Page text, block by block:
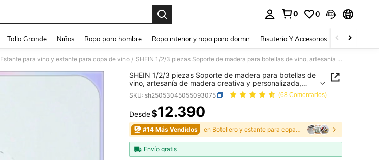
0 0
Talla Grande Niños Ropa para hombre Ropa interior y ropa para dormir Bisutería Y Accesorios Zapatos
Estante para vino y estante para copa de vino / SHEIN 1/2/3 piezas Soporte de madera para botellas de vino, artesanía de madera creativa y personalizada, regalo ideal para amantes del vino, accesorio de bar - Sostiene 1 botella y 2 copas
SHEIN 1/2/3 piezas Soporte de madera para botellas de
vino, artesanía de madera creativa y personalizada,
regalo ideal para amantes del vino, accesorio de bar -
Sostiene 1 botella y 2 copas
SKU: sh25053045055093075 (68 Comentarios)
PRICE AND AVAILABILITY
Desde$12.390
#14 Más Vendidos en Botellero y estante para copas de vino
Envío gratis